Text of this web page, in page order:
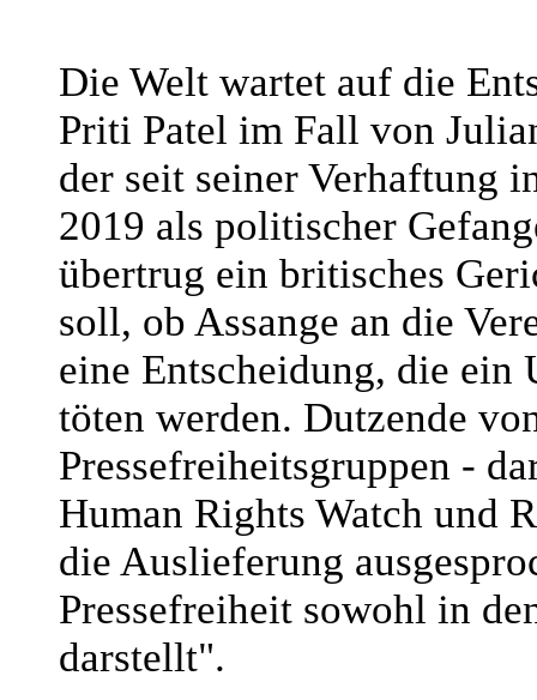
Die Welt wartet auf die
Priti Patel im Fall von
der seit seiner Verhaftung
2019 als politischer
übertrug ein britisches
soll, ob Assange an die
eine Entscheidung, die
töten werden. Dutzende
Pressefreiheitsgruppen -
Human Rights Watch und
die Auslieferung
Pressefreiheit sowohl in
darstellt".